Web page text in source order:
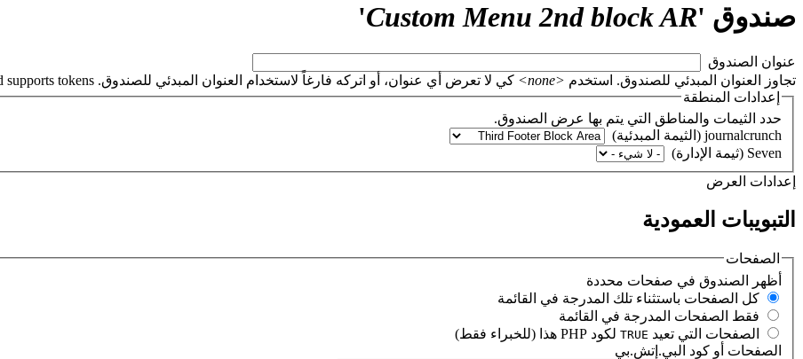
صندوق 'Custom Menu 2nd block AR
'
‏عنوان الصندوق ‏
تجاوز العنوان المبدئي للصندوق. استخدم <none>
كي لا تعرض أي عنوان، أو اتركه فارغاً لاستخدام العنوان المبدئي للصندوق. This field supports tokens.
إعدادات المنطقة
حدد الثيمات والمناطق التي يتم بها عرض الصندوق.
‏إعدادات العرض ‏
التبويبات العمودية
الصفحات
‏أظهر الصندوق في صفحات محددة ‏
‏كل الصفحات باستثناء تلك المدرجة في القائمة ‏
‏فقط الصفحات المدرجة في القائمة ‏
‏الصفحات التي تعيد TRUE لكود PHP هذا (للخبراء فقط) ‏
الصفحات أو كود البي.إتش.بي